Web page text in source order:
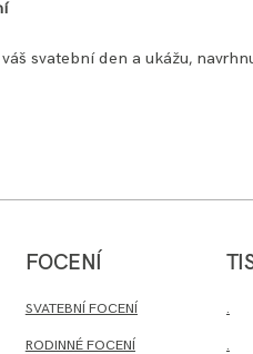
svatební den a ukážu,
FOCENÍ
.
SVATEBNÍ FOCENÍ
RODINNÉ FOCENÍ .